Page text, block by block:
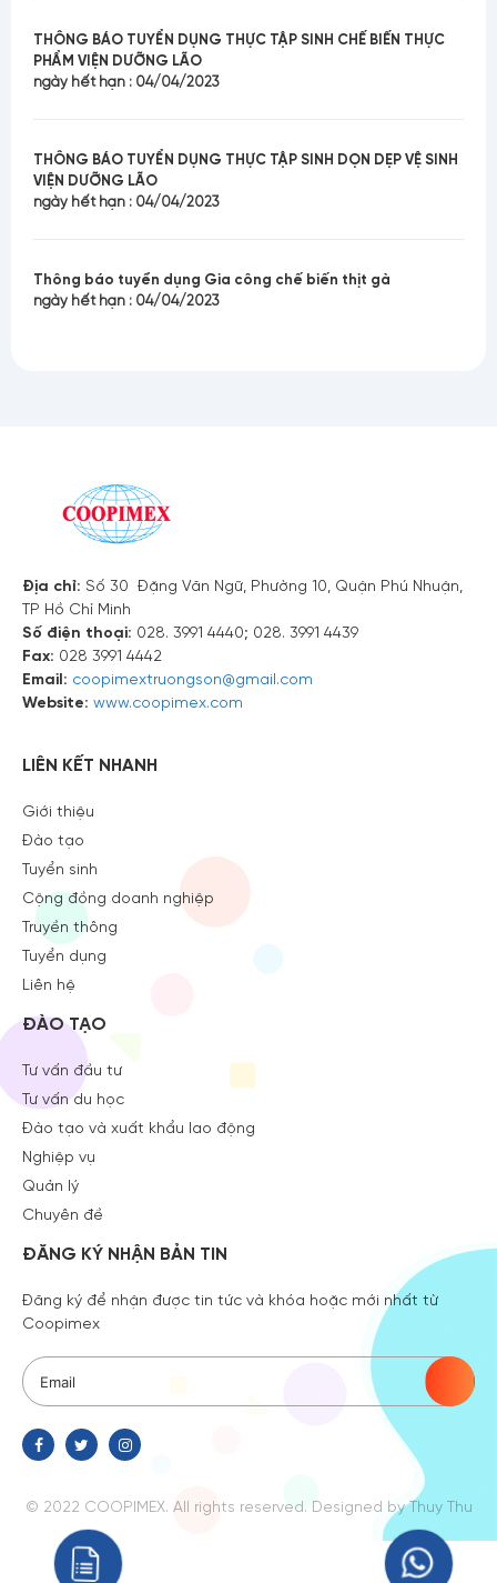
THÔNG BÁO TUYỂN DỤNG THỰC TẬP SINH CHẾ BIẾN THỰC
PHẨM VIỆN DƯỠNG LÃO
ngày hết hạn : 04/04/2023
THÔNG BÁO TUYỂN DỤNG THỰC TẬP SINH DỌN DẸP VỆ SINH
VIỆN DƯỠNG LÃO
ngày hết hạn : 04/04/2023
Thông báo tuyển dụng Gia công chế biến thịt gà
ngày hết hạn : 04/04/2023
Địa chỉ: Số 30 Đặng Văn Ngữ, Phường 10, Quận Phú Nhuận,
TP Hồ Chí Minh
Số điện thoại: 028. 3991 4440; 028. 3991 4439
Fax: 028 3991 4442
Email: coopimextruongson@gmail.com
Website: www.coopimex.com
LIÊN KẾT NHANH
Giới thiệu
Đào tạo
Tuyển sinh
Cộng đồng doanh nghiệp
Truyền thông
Tuyển dụng
Liên hệ
ĐÀO TẠO
Tư vấn đầu tư
Tư vấn du học
Đào tạo và xuất khẩu lao động
Nghiệp vụ
Quản lý
Chuyên đề
ĐĂNG KÝ NHẬN BẢN TIN
Đăng ký để nhận được tin tức và khóa hoặc mới nhất từ
Coopimex
© 2022 COOPIMEX. All rights reserved. Designed by Thuy Thu